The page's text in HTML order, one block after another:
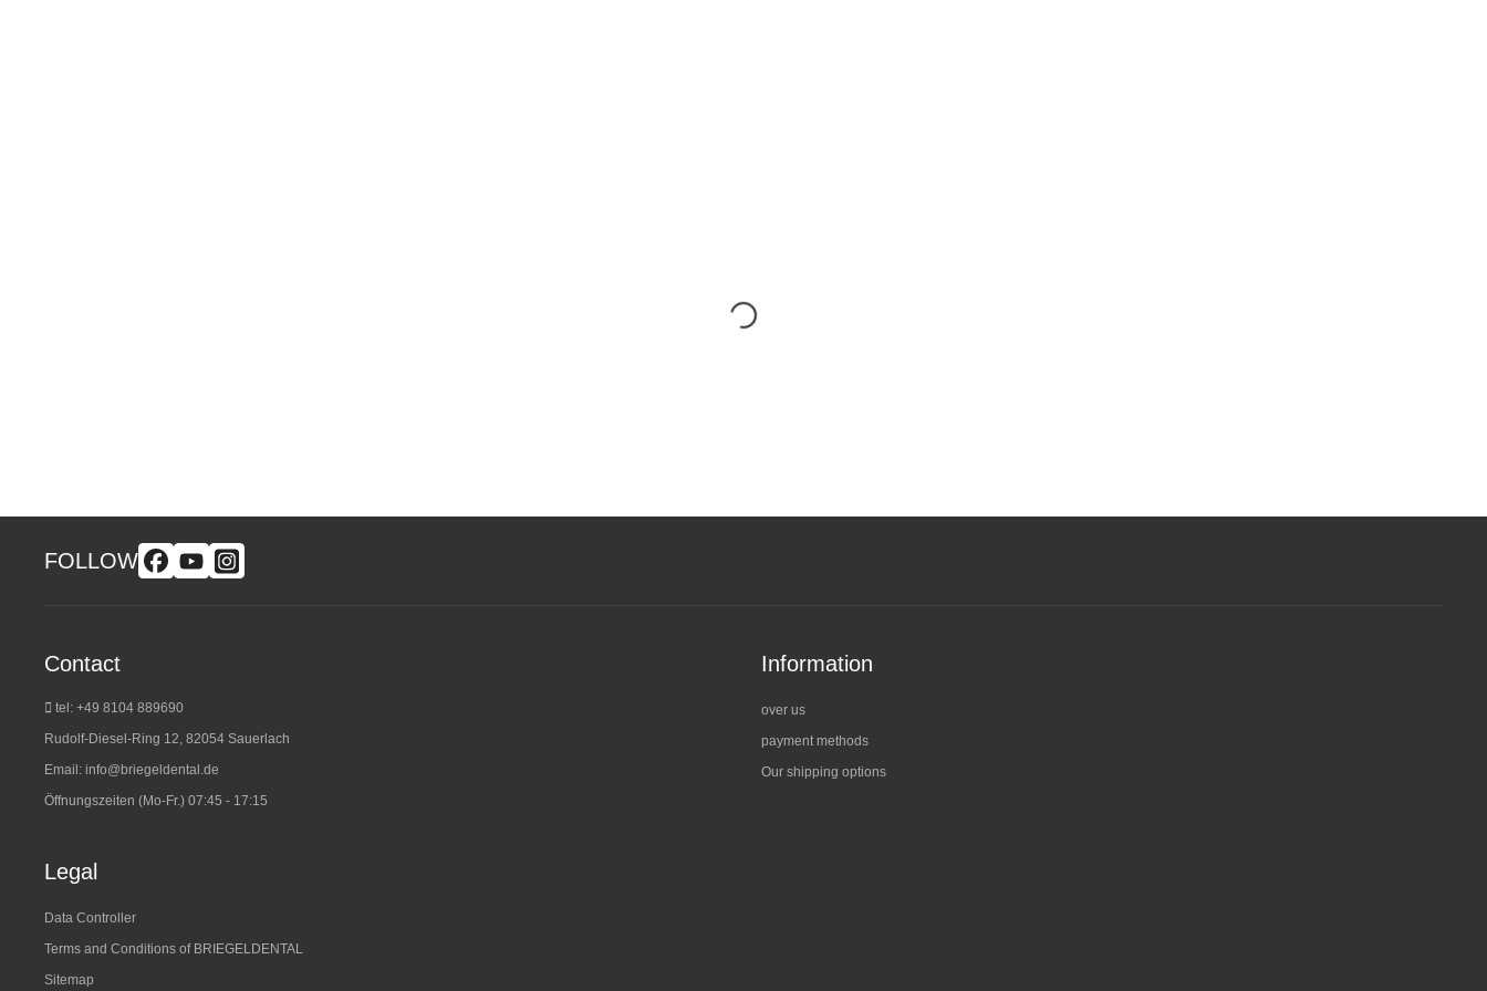
FOLLOW
Contact
tel: +49 8104 889690
Rudolf-Diesel-Ring 12, 82054 Sauerlach
Email: info@briegeldental.de
Öffnungszeiten (Mo-Fr.) 07:45 - 17:15
Information
over us
payment methods
Our shipping options
Legal
Data Controller
Terms and Conditions of BRIEGELDENTAL
Sitemap